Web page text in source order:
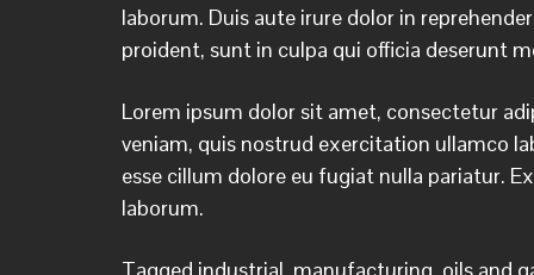
laborum. Duis aute irure dolor in
proident, sunt in culpa qui officia deserunt
Lorem ipsum dolor sit amet, consectetur
veniam, quis nostrud exercitation ullamco
esse cillum dolore eu fugiat nulla pariatur.
laborum.